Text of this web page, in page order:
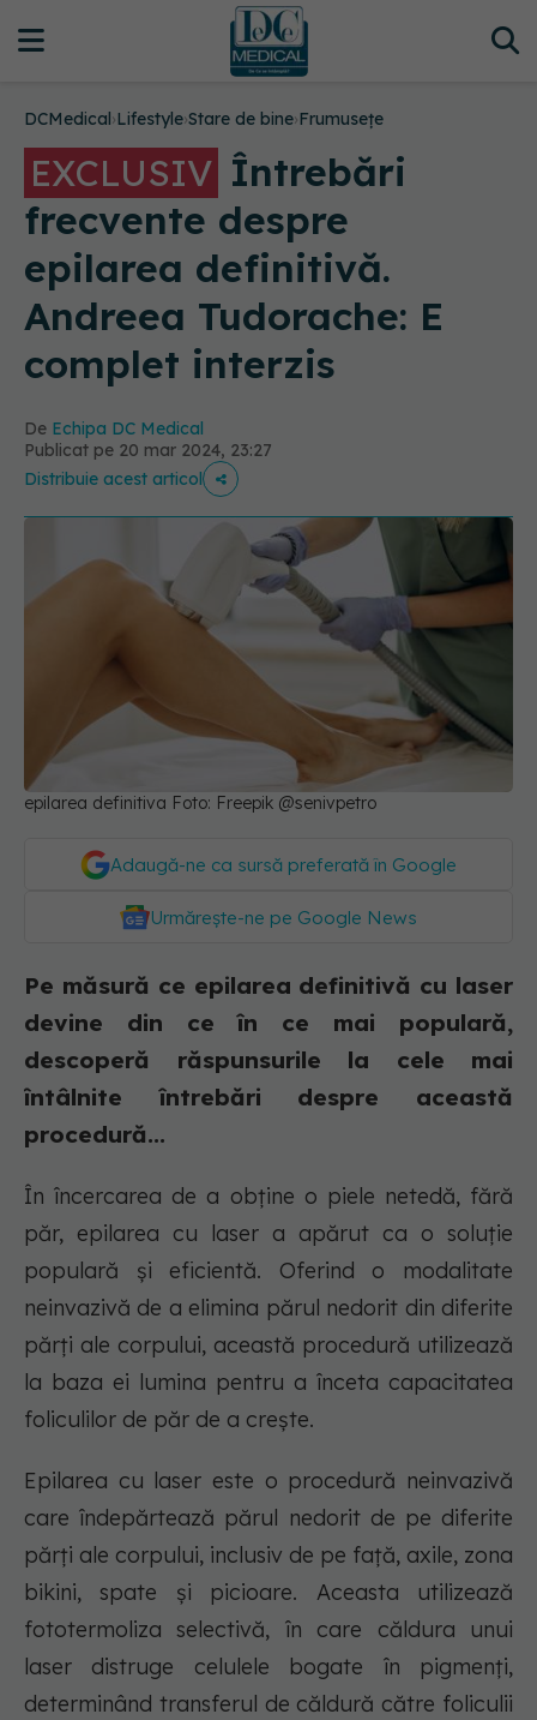
DCMedical›Lifestyle›Stare de bine›Frumusețe
EXCLUSIV Întrebări
frecvente despre
epilarea definitivă.
Andreea Tudorache: E
complet interzis
De Echipa DC Medical
Publicat pe 20 mar 2024, 23:27
Distribuie acest articol
epilarea definitiva Foto: Freepik @senivpetro
Adaugă-ne ca sursă preferată în Google
Urmărește-ne pe Google News
Pe măsură ce epilarea definitivă cu laser
devine din ce în ce mai populară,
descoperă răspunsurile la cele mai
întâlnite întrebări despre această
procedură...
În încercarea de a obține o piele netedă, fără
păr, epilarea cu laser a apărut ca o soluție
populară și eficientă. Oferind o modalitate
neinvazivă de a elimina părul nedorit din diferite
părți ale corpului, această procedură utilizează
la baza ei lumina pentru a înceta capacitatea
foliculilor de păr de a crește.
Epilarea cu laser este o procedură neinvazivă
care îndepărtează părul nedorit de pe diferite
părți ale corpului, inclusiv de pe față, axile, zona
bikini, spate și picioare. Aceasta utilizează
fototermoliza selectivă, în care căldura unui
laser distruge celulele bogate în pigmenți,
determinând transferul de căldură către foliculii